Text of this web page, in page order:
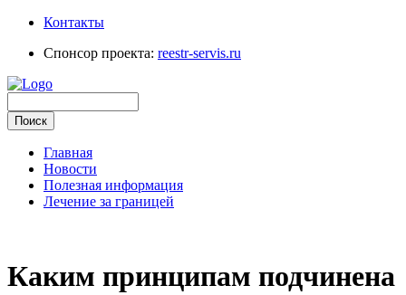
Контакты
Спонсор проекта: reestr-servis.ru
Главная
Новости
Полезная информация
Лечение за границей
Каким принципам подчинена